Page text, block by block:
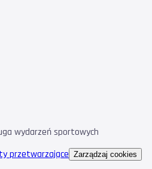
wydarzeń sportowych
przetwarzające Zarządzaj cookies